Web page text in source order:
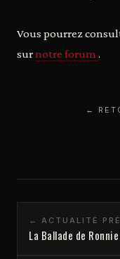
Vous pourrez
surnotre forum .
←
← ACTUALITÉ
La Ballade de